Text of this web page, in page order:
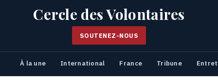
Cercle des Volontaires
SOUTENEZ-NOUS
À la une International France Tribune